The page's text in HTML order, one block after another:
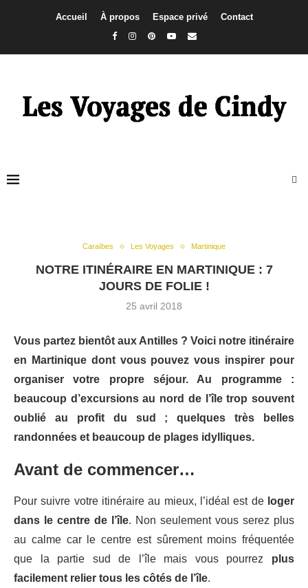
Accueil À propos Espace privé Contact
Caraïbes Les Voyages Martinique
NOTRE ITINÉRAIRE EN MARTINIQUE : 7
JOURS DE FOLIE !
25 avril 2018
Vous partez bientôt aux Antilles ? Voici notre itinéraire
en Martinique dont vous pouvez vous inspirer pour
organiser votre propre séjour. Au programme :
beaucoup d’excursions au nord de l’île trop souvent
oublié au profit du sud ; quelques très belles
randonnées et beaucoup de plages idylliques.
Avant de commencer…
Pour suivre votre itinéraire au mieux, l’idéal est de loger
dans le centre de l’île. Non seulement vous serez plus
au calme car le centre est sûrement moins fréquentée
que la partie sud de l’île mais vous pourrez plus
facilement relier tous les côtés de l’île.